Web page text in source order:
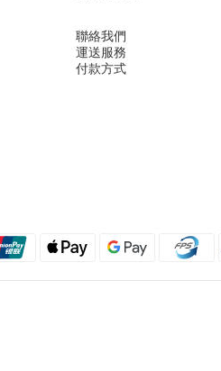
聯絡我們
運送服務
付款方式